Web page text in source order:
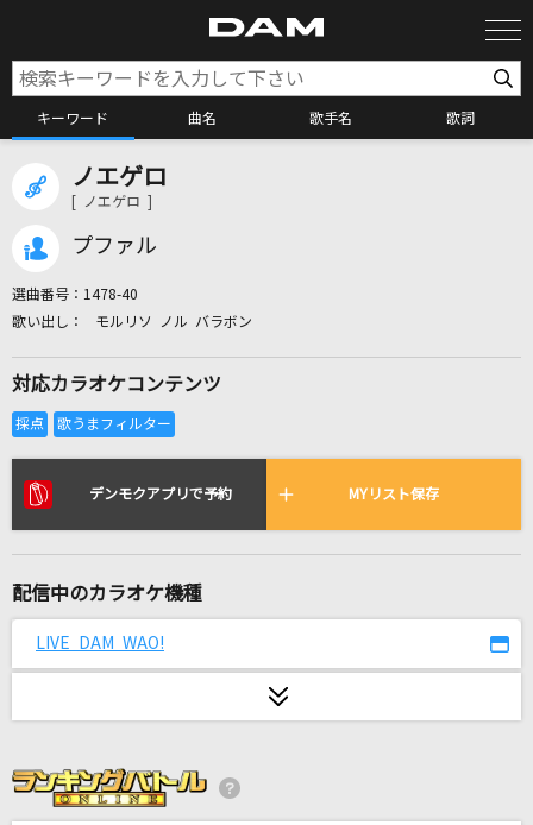
キーワード 曲名 歌手名 歌詞
リアルタイムで歌われている曲の一覧
[生音]ヒトリノ夜
FREEDOM
感電(ビデオクリップバージョン)
ノエゲロ
[ ノエゲロ ]
プファル
選曲番号： 1478-40
モルリソ ノル バラボン
対応カラオケコンテンツ
デンモクアプリで予約 MYリスト保存
配信中のカラオケ機種
LIVE DAM WAO!